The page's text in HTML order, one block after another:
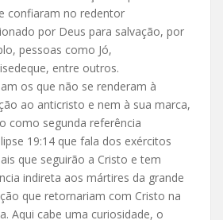
confiaram no redentor
por Deus para salvação, por
pessoas como Jó,
entre outros.
os que não se renderam à
ao anticristo e nem à sua marca,
como segunda referência
19:14 que fala dos exércitos
que seguirão a Cristo e tem
indireta aos mártires da grande
que retornariam com Cristo na
Aqui cabe uma curiosidade, o